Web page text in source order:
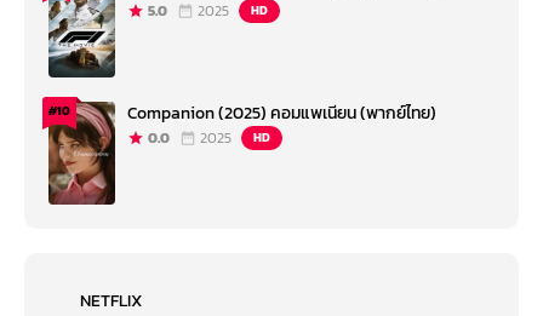
5.0 2025 HD
#10 Companion (2025) คอมแพเนียน (พากย์ไทย)
0.0 2025 HD
NETFLIX